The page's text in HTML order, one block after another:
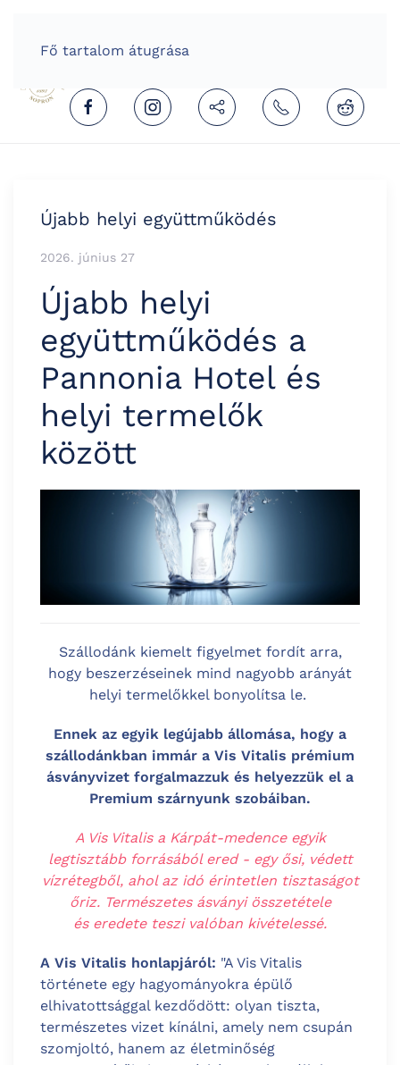
Fő tartalom átugrása
Újabb helyi együttműködés
2026. június 27
Újabb helyi
együttműködés a
Pannonia Hotel és
helyi termelők
között
Szállodánk kiemelt figyelmet fordít arra,
hogy beszerzéseinek mind nagyobb arányát
helyi termelőkkel bonyolítsa le.
Ennek az egyik legújabb állomása, hogy a
szállodánkban immár a Vis Vitalis prémium
ásványvizet forgalmazzuk és helyezzük el a
Premium szárnyunk szobáiban.
A Vis Vitalis a Kárpát-medence egyik
legtisztább forrásából ered - egy ősi, védett
vízrétegből, ahol az idó érintetlen tisztaságot
őriz. Természetes ásványi összetétele
és eredete teszi valóban kivételessé.
A Vis Vitalis honlapjáról: "A Vis Vitalis
története egy hagyományokra épülő
elhivatottsággal kezdődött: olyan tiszta,
természetes vizet kínálni, amely nem csupán
szomjoltó, hanem az életminőség